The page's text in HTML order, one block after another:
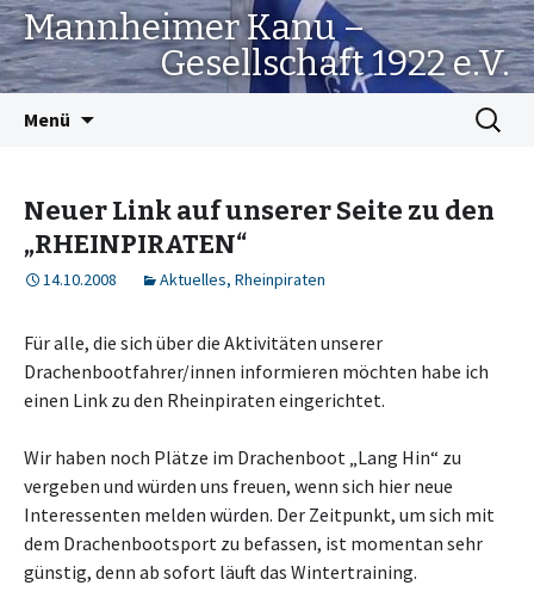
Mannheimer Kanu –
Gesellschaft 1922 e.V.
Menü
Suchen
nach:
Neuer Link auf unserer Seite zu den
„RHEINPIRATEN“
14.10.2008 Aktuelles, Rheinpiraten
Für alle, die sich über die Aktivitäten unserer
Drachenbootfahrer/innen informieren möchten habe ich
einen Link zu den Rheinpiraten eingerichtet.
Wir haben noch Plätze im Drachenboot „Lang Hin“ zu
vergeben und würden uns freuen, wenn sich hier neue
Interessenten melden würden. Der Zeitpunkt, um sich mit
dem Drachenbootsport zu befassen, ist momentan sehr
günstig, denn ab sofort läuft das Wintertraining.